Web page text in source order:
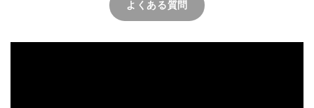
よくある質問